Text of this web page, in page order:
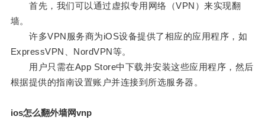
首先，我们可以通过虚拟专用网络（VPN）来实现翻
墙。
许多VPN服务商为iOS设备提供了相应的应用程序，如
ExpressVPN、NordVPN等。
用户只需在App Store中下载并安装这些应用程序，然后
根据提供的指南设置账户并连接到所选服务器。
ios怎么翻外墙网vnp